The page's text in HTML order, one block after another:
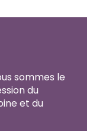
sommes le
du
et du